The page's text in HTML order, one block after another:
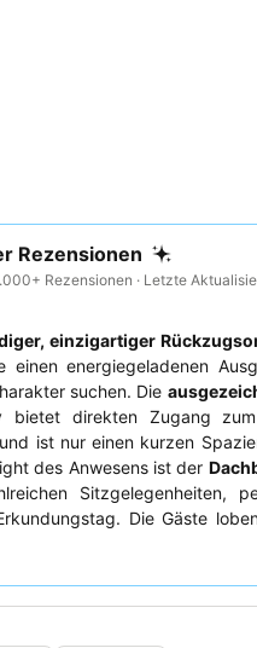
Rezensionen
Rezensionen · Letzte
einzigartiger
einen energiegeladenen
suchen. Die
bietet direkten Zugang
ist nur einen kurzen
des Anwesens ist der
Sitzgelegenheiten,
Die Gäste